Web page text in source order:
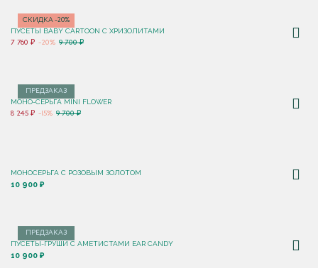
СКИДКА -20%
ПУСЕТЫ BABY CARTOON С ХРИЗОЛИТАМИ
7 760 ₽ -20% 9 700 ₽
ПРЕДЗАКАЗ
МОНО-СЕРЬГА MINI FLOWER
8 245 ₽ -15% 9 700 ₽
МОНОСЕРЬГА С РОЗОВЫМ ЗОЛОТОМ
10 900 ₽
ПРЕДЗАКАЗ
ПУСЕТЫ-ГРУШИ С АМЕТИСТАМИ EAR CANDY
10 900 ₽